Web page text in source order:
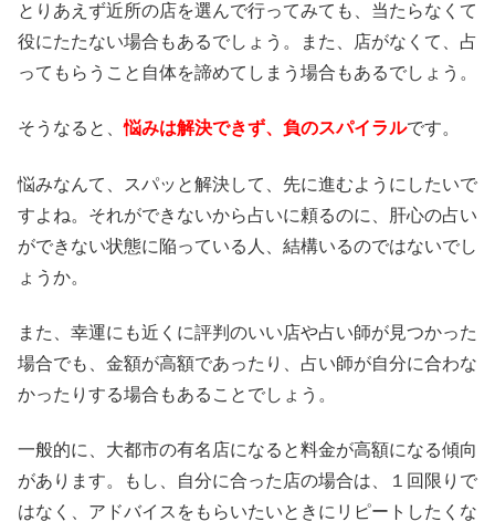
とりあえず近所の店を選んで行ってみても、当たらなくて
役にたたない場合もあるでしょう。また、店がなくて、占
ってもらうこと自体を諦めてしまう場合もあるでしょう。
そうなると、悩みは解決できず、負のスパイラルです。
悩みなんて、スパッと解決して、先に進むようにしたいで
すよね。それができないから占いに頼るのに、肝心の占い
ができない状態に陥っている人、結構いるのではないでし
ょうか。
また、幸運にも近くに評判のいい店や占い師が見つかった
場合でも、金額が高額であったり、占い師が自分に合わな
かったりする場合もあることでしょう。
一般的に、大都市の有名店になると料金が高額になる傾向
があります。もし、自分に合った店の場合は、１回限りで
はなく、アドバイスをもらいたいときにリピートしたくな